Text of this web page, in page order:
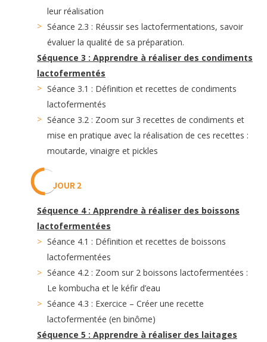
leur réalisation
Séance 2.3 : Réussir ses lactofermentations, savoir
évaluer la qualité de sa préparation.
Séquence 3 : Apprendre à réaliser des condiments
lactofermentés
Séance 3.1 : Définition et recettes de condiments
lactofermentés
Séance 3.2 : Zoom sur 3 recettes de condiments et
mise en pratique avec la réalisation de ces recettes :
moutarde, vinaigre et pickles
JOUR 2
Séquence 4 : Apprendre à réaliser des boissons
lactofermentées
Séance 4.1 : Définition et recettes de boissons
lactofermentées
Séance 4.2 : Zoom sur 2 boissons lactofermentées :
Le kombucha et le kéfir d’eau
Séance 4.3 : Exercice – Créer une recette
lactofermentée (en binôme)
Séquence 5 : Apprendre à réaliser des laitages